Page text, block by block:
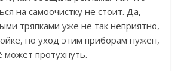
на самоочистку не стоит. Да,
тряпками уже не так неприятно,
но уход этимприборам нужен,
может протухнуть.